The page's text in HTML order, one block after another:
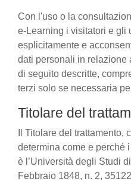
Con l'uso o la
e-Learning i visitatori e gli
esplicitamente e
dati personali in relazione
di seguito descritte,
terzi solo se necessaria
Titolare del
Il Titolare del trattamento,
determina come e perché
è l’Università degli Studi
Febbraio 1848, n. 2,